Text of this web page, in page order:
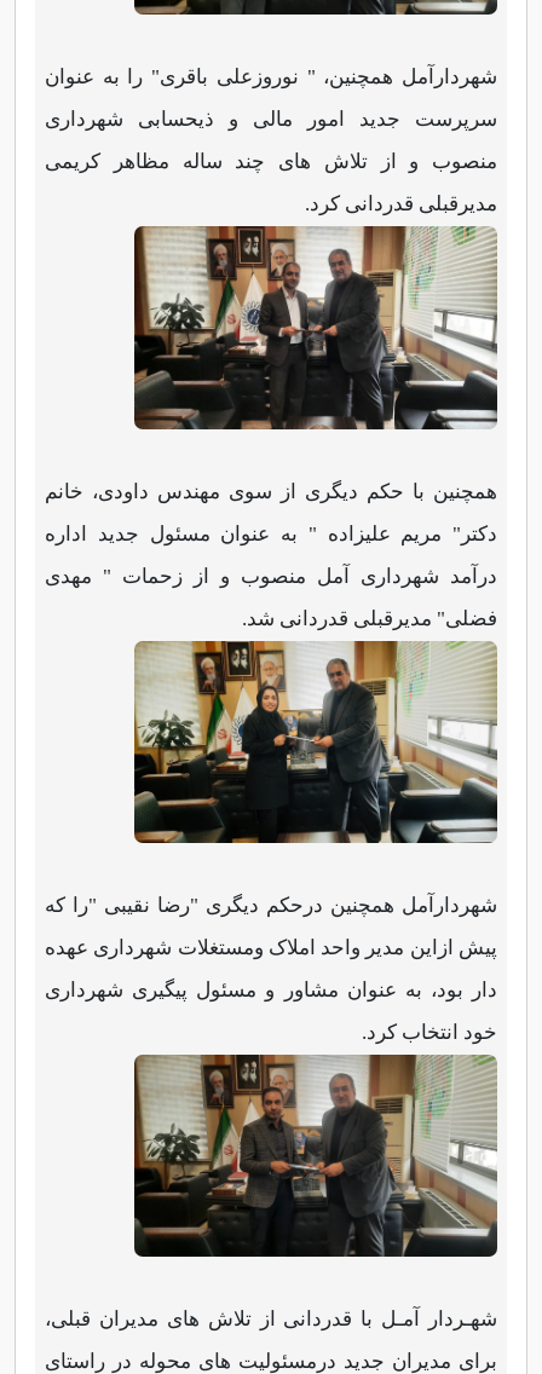
شهردارآمل همچنین، " نوروزعلی باقری" را به عنوان
سرپرست جدید امور مالی و ذیحسابی شهرداری
منصوب و از تلاش های چند ساله مظاهر کریمی
مدیرقبلی قدردانی کرد.
همچنین با حکم دیگری از سوی مهندس داودی، خانم
دکتر" مریم علیزاده " به عنوان مسئول جدید اداره
درآمد شهرداری آمل منصوب و از زحمات " مهدی
فضلی" مدیرقبلی قدردانی شد.
شهردارآمل همچنین درحکم دیگری "‌رضا نقیبی "‌را که
پیش ازاین مدیر واحد املاک ومستغلات شهرداری عهده
دار بود، به عنوان مشاور و مسئول پیگیری شهرداری
خود انتخاب کرد.
شهـردار آمـل با قدردانی از تلاش های مدیران قبلی،
برای مدیران جدید درمسئولیت های محوله در راستای